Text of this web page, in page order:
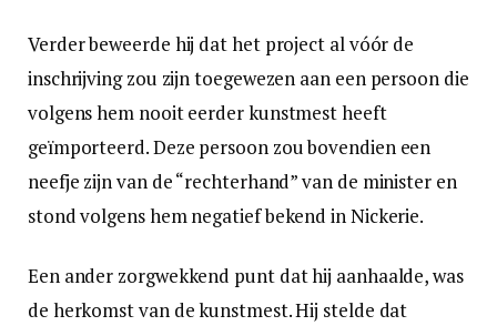
Verder beweerde hij dat het project al vóór de
inschrijving zou zijn toegewezen aan een persoon die
volgens hem nooit eerder kunstmest heeft
geïmporteerd. Deze persoon zou bovendien een
neefje zijn van de “rechterhand” van de minister en
stond volgens hem negatief bekend in Nickerie.
Een ander zorgwekkend punt dat hij aanhaalde, was
de herkomst van de kunstmest. Hij stelde dat